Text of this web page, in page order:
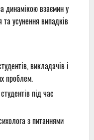
динамікою взаємин у
усунення випадків
викладачів і
проблем.
під час
з питаннями